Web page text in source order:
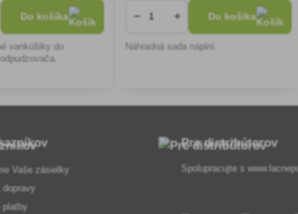
Do košíka
vankúšiky do
− + Do košíka
Náhradná sada náplní.
Vaše zásielky
dopravy
platby
Pre distribútorov
Spolupracujte s